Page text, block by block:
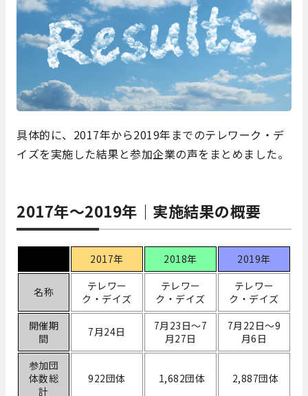
具体的に、2017年から2019年までのテレワーク・デ
イズを実施した結果と参加企業の声をまとめました。
2017年～2019年｜実施結果の概要
2017年 2018年 2019年
名称
テレワー
ク・デイズ
テレワー
ク・デイズ
テレワー
ク・デイズ
開催期
間
7月24日
7月23日〜7
月27日
7月22日〜9
月6日
参加団
体数総
計
922団体 1,682団体 2,887団体